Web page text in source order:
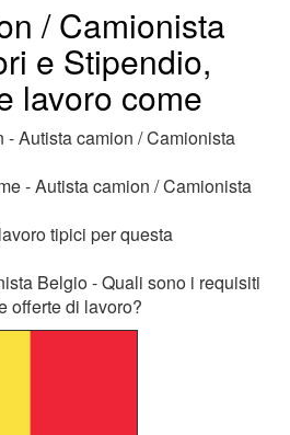
/ Camionista
e Stipendio,
lavoro come
Autista camion / Camionista
- Autista camion / Camionista
tipici per questa
Belgio - Quali sono i requisiti
offerte di lavoro?